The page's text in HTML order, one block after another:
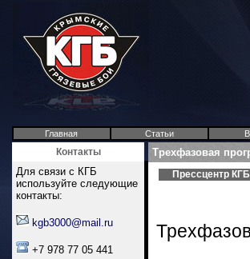
Главная Статьи
Контакты
Для связи с КГБ
используйте следующие
контакты:
kgb3000@mail.ru
+7 978 77 05 441
Трехфазовая
Прессцентр КГБ